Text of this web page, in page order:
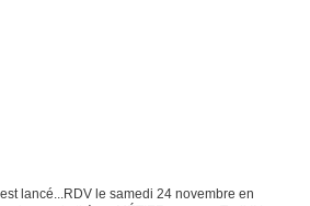
lancé...RDV le samedi 24 novembre en